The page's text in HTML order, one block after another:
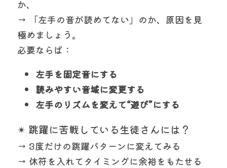
か、
→ 「左手の音が読めてない」のか、原因を見
極めましょう。
必要ならば：
左手を固定音にする
読みやすい音域に変更する
左手のリズムを変えて“遊び”にする
✴ 跳躍に苦戦している生徒さんには？
→ 3度だけの跳躍パターンに変えてみる
→ 休符を入れてタイミングに余裕をもたせる